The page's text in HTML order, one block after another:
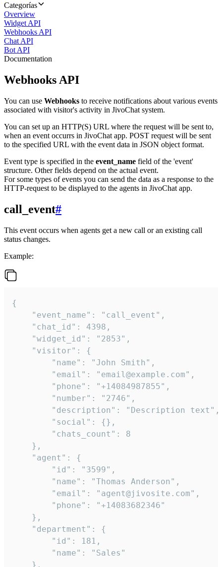
Categorías
Overview
Widget API
Webhooks API
Chat API
Bot API
Documentation
Webhooks API
You can use Webhooks to receive notifications about various events
associated with visitor's activity in JivoChat system.
You can set up an HTTP(S) URL where the request will be sent to,
when an event occurrs in JivoChat app. POST request will be sent
to the specified URL with the event data in JSON object format.
Event type is specified in the event_name field of the 'event'
structure. Other fields depend on the actual event.
For some types of events you can send the data as a response to the
HTTP-request to be displayed to the agents in JivoChat app.
call_event#
This event occurs when agents get a new call or an existing call
status changes.
Example:
{
    "event_name": "call_event",
    "chat_id": 4398,
    "widget_id": "2853",
    "visitor": {
        "name": "John Smith",
        "email": "email@example.com",
        "phone": "+14084987855",
        "number": "2746",
        "description": "Description text",
        "social": {},
        "chats_count": 8
    },
    "agent": {
        "id": "3599",
        "name": "Thomas Anderson",
        "email": "agent@jivosite.com",
        "phone": "+14083682346"
    },
    "department": {
        "id": 181,
        "name": "Sales"
    },